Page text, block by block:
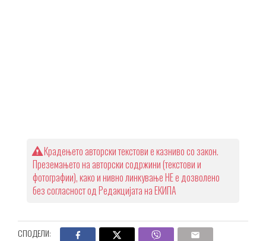
Крадењето авторски текстови е казниво со закон.
Преземањето на авторски содржини (текстови и
фотографии), како и нивно линкување НЕ е дозволено
без согласност од Редакцијата на ЕКИПА
СПОДЕЛИ: